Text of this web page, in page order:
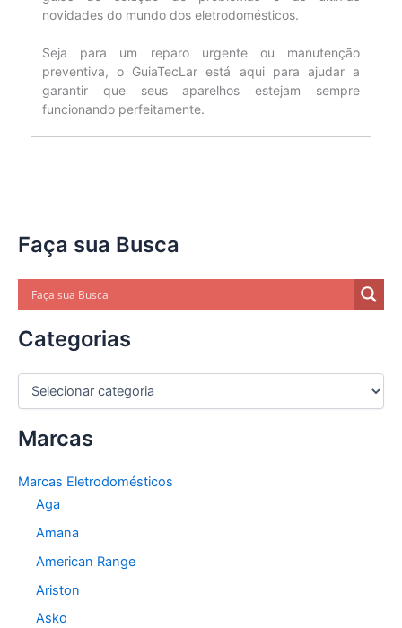
novidades do mundo dos eletrodomésticos.
Seja para um reparo urgente ou manutenção
preventiva, o GuiaTecLar está aqui para ajudar a
garantir que seus aparelhos estejam sempre
funcionando perfeitamente.
Faça sua Busca
Categorias
C
e
r
Marcas
Marcas Eletrodomésticos
Aga
Amana
American Range
Ariston
Asko